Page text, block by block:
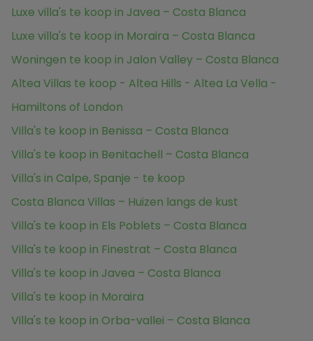
Luxe villa's te koop in Javea – Costa Blanca
Luxe villa's te koop in Moraira – Costa Blanca
Woningen te koop in Jalon Valley – Costa Blanca
Altea Villas te koop - Altea Hills - Altea La Vella -
Hamiltons of London
Villa's te koop in Benissa – Costa Blanca
Villa's te koop in Benitachell – Costa Blanca
Villa's in Calpe, Spanje - te koop
Costa Blanca Villas – Huizen langs de kust
Villa's te koop in Els Poblets – Costa Blanca
Villa's te koop in Finestrat – Costa Blanca
Villa's te koop in Javea – Costa Blanca
Villa's te koop in Moraira
Villa's te koop in Orba-vallei – Costa Blanca